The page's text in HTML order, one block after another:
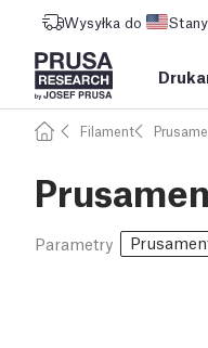
Wysyłka do
Filament
Parametry